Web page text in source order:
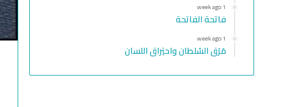
1 week ago
فاتحة الفاتحة
1 week ago
مَرَق السُلطان واحتِراق اللسان